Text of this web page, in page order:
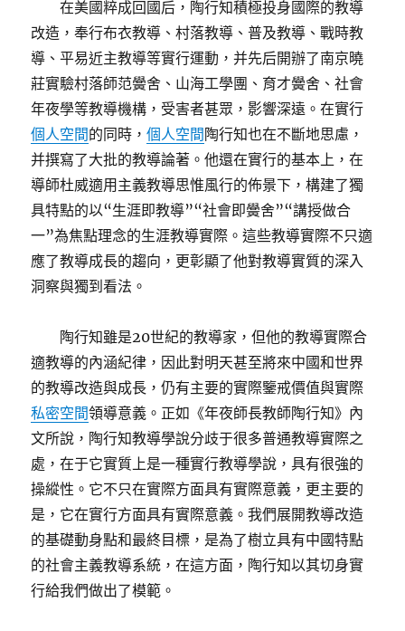
在美國粹成回國后，陶行知積極投身國際的教導
改造，奉行布衣教導、村落教導、普及教導、戰時教
導、平易近主教導等實行運動，并先后開辦了南京曉
莊實驗村落師范黌舍、山海工學團、育才黌舍、社會
年夜學等教導機構，受害者甚眾，影響深遠。在實行
個人空間的同時，個人空間 陶行知也在不斷地思慮，
并撰寫了大批的教導論著。他還在實行的基本上，在
導師杜威適用主義教導思惟風行的佈景下，構建了獨
具特點的以“生涯即教導”“社會即黌舍”“講授做合
一”為焦點理念的生涯教導實際。這些教導實際不只適
應了教導成長的趨向，更彰顯了他對教導實質的深入
洞察與獨到看法。
陶行知雖是20世紀的教導家，但他的教導實際合
適教導的內涵紀律，因此對明天甚至將來中國和世界
的教導改造與成長，仍有主要的實際鑒戒價值與實際
私密空間領導意義。正如《年夜師長教師陶行知》內
文所說，陶行知教導學說分歧于很多普通教導實際之
處，在于它實質上是一種實行教導學說，具有很強的
操縱性。它不只在實際方面具有實際意義，更主要的
是，它在實行方面具有實際意義。我們展開教導改造
的基礎動身點和最終目標，是為了樹立具有中國特點
的社會主義教導系統，在這方面，陶行知以其切身實
行給我們做出了模範。